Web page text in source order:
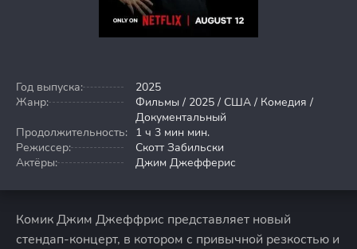
Год выпуска:
2025
Жанр:
Фильмы / 2025 / США / Комедия /
Документальный
Продолжительность: 1 ч 3 мин мин.
Режиссер:
Скотт Забильски
Актёры:
Джим Джефферис
Комик Джим Джеффрис представляет новый
стендап-концерт, в котором с привычной резкостью и